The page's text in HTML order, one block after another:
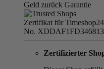
Geld zurück Garantie
Zertifikat für Timeshop24
No.
Zertifizierter